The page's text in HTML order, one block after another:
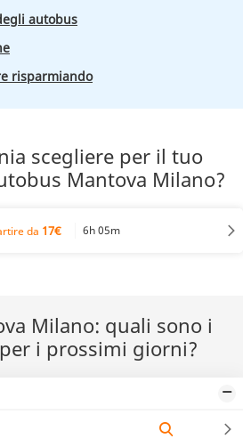
autobus
risparmiando
scegliere per il tuo
Mantova Milano?
da 17€ 6h 05m
Milano: quali sono i
i prossimi giorni?